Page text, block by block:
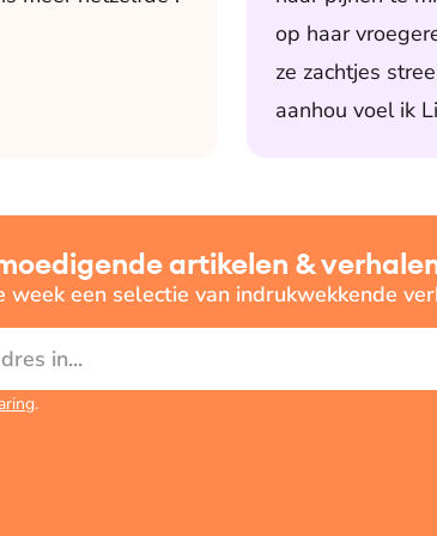
op haar
ze zachtjes
aanhou voel ik
artikelen &
week een selectie van indrukwekkende
.